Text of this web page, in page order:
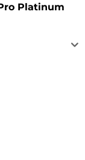
Platinum